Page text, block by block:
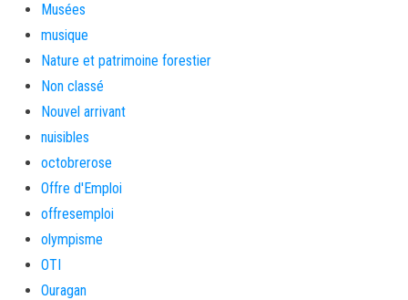
Musées
musique
Nature et patrimoine forestier
Non classé
Nouvel arrivant
nuisibles
octobrerose
Offre d'Emploi
offresemploi
olympisme
OTI
Ouragan